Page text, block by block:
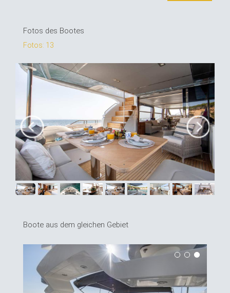
Fotos des Bootes
Fotos: 13
Boote aus dem gleichen Gebiet